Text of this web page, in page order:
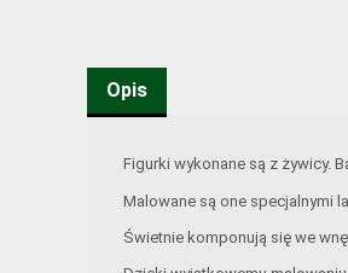
Opis
Figurki wykonane są z żywicy.
Malowane są one specjalnymi
Świetnie komponują się we